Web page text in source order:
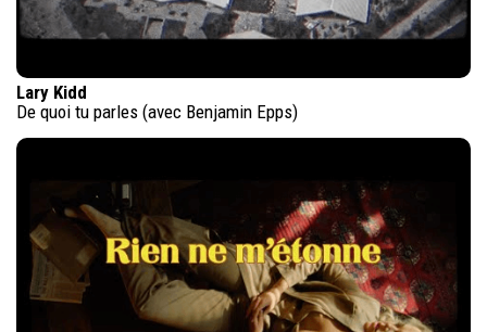
Lary Kidd
De quoi tu parles (avec Benjamin Epps)